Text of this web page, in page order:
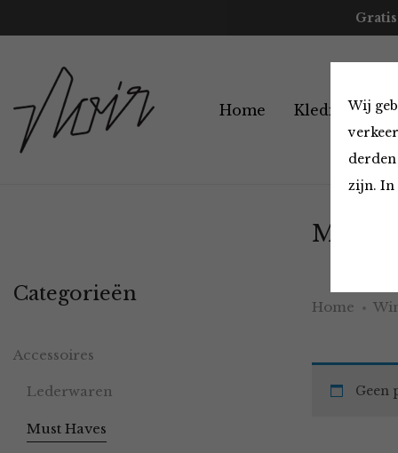
Wij
zijn. In
Home Kleding
Must
Home
Geen
Categorieën
Accessoires
Lederwaren
Must Haves